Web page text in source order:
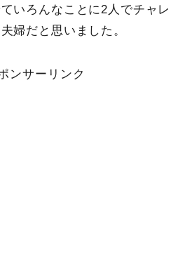
いろんなことに2人でチャレ
婦だと思いました。
ンサーリンク